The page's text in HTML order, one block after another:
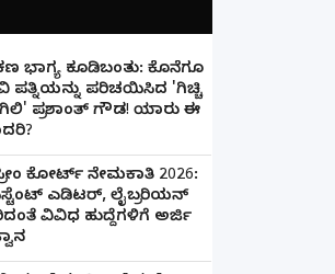
ಭಾಗ್ಯ ಕೂಡಿಬಂತು: ಕೊನೆಗೂ
ಪತ್ನಿಯನ್ನು ಪರಿಚಯಿಸಿದ 'ಗಿಚ್ಚಿ
ಪ್ರಶಾಂತ್ ಗೌಡ! ಯಾರು ಈ
ಕೋರ್ಟ್ ನೇಮಕಾತಿ 2026:
ಎಡಿಟರ್, ಲೈಬ್ರರಿಯನ್
ವಿವಿಧ ಹುದ್ದೆಗಳಿಗೆ ಅರ್ಜಿ